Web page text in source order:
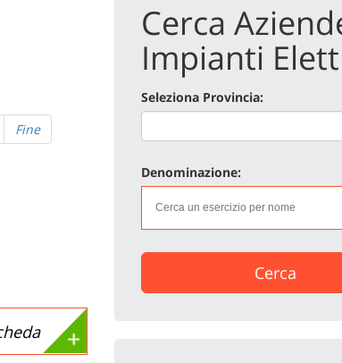
Fine
Cerca
Impianti
Seleziona Provincia:
Denominazione:
Cerca